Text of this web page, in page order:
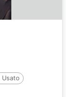
Usato